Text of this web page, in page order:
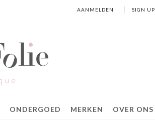
AANMELDEN SIGN UP
ONDERGOED MERKEN OVER ONS